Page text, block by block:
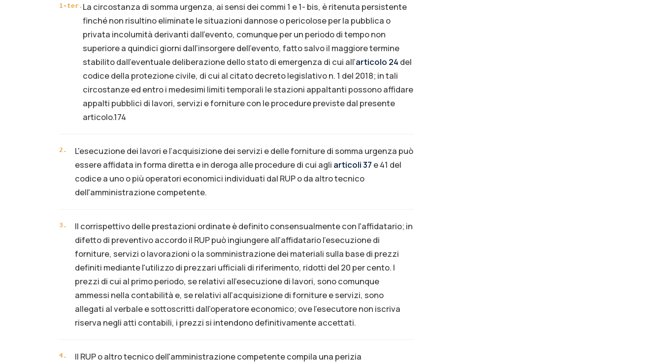
1-ter. La circostanza di somma urgenza, ai sensi dei commi 1 e 1- bis, è ritenuta persistente
finché non risultino eliminate le situazioni dannose o pericolose per la pubblica o
privata incolumità derivanti dall’evento, comunque per un periodo di tempo non
superiore a quindici giorni dall’insorgere dell’evento, fatto salvo il maggiore termine
stabilito dall’eventuale deliberazione dello stato di emergenza di cui all’articolo 24 del
codice della protezione civile, di cui al citato decreto legislativo n. 1 del 2018; in tali
circostanze ed entro i medesimi limiti temporali le stazioni appaltanti possono affidare
appalti pubblici di lavori, servizi e forniture con le procedure previste dal presente
articolo.174
2 .
L'esecuzione dei lavori e l’acquisizione dei servizi e delle forniture di somma urgenza può
essere affidata in forma diretta e in deroga alle procedure di cui agli articoli 37 e 41 del
codice a uno o più operatori economici individuati dal RUP o da altro tecnico
dell'amministrazione competente.
3 .
Il corrispettivo delle prestazioni ordinate è definito consensualmente con l'affidatario; in
difetto di preventivo accordo il RUP può ingiungere all'affidatario l'esecuzione di
forniture, servizi o lavorazioni o la somministrazione dei materiali sulla base di prezzi
definiti mediante l'utilizzo di prezzari ufficiali di riferimento, ridotti del 20 per cento. I
prezzi di cui al primo periodo, se relativi all’esecuzione di lavori, sono comunque
ammessi nella contabilità e, se relativi all’acquisizione di forniture e servizi, sono
allegati al verbale e sottoscritti dall’operatore economico; ove l'esecutore non iscriva
riserva negli atti contabili, i prezzi si intendono definitivamente accettati.
4.
Il RUP o altro tecnico dell'amministrazione competente compila una perizia